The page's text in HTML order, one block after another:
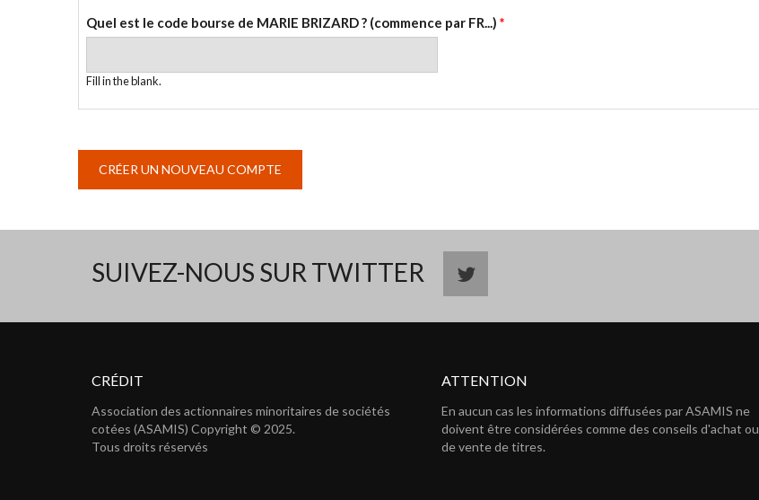
Quel est le code bourse de MARIE BRIZARD ? (commence par FR...) *
Fill in the blank.
SUIVEZ-NOUS SUR TWITTER
CRÉDIT
Association des actionnaires minoritaires de sociétés
cotées (ASAMIS) Copyright © 2025.
Tous droits réservés
ATTENTION
En aucun cas les informations diffusées par ASAMIS ne
doivent être considérées comme des conseils d'achat ou
de vente de titres.